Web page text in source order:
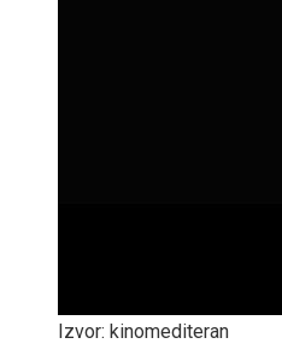
Izvor: kinomediteran